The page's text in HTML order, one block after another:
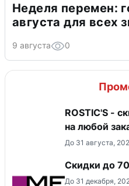
Неделя перемен:
августа для всех
9 августа 0
ROSTIC'S -
на любой
До 31 августа,
Скидки до
До 31 декабря,